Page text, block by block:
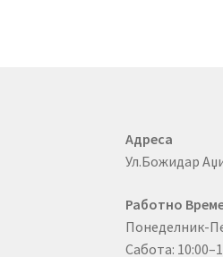
Адреса
Ул.Божидар
Работно
Понеделник-
Сабота: